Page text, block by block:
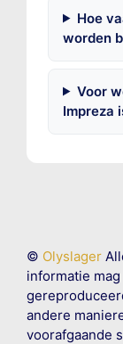
Hoe
worden
Voor
Impreza
© Olyslager
informatie
andere
voorafgaande